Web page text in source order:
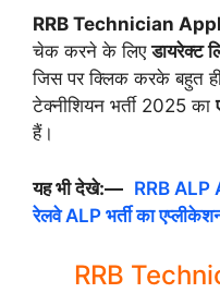
RRB Technician
चेक करने के लिएडायरेक्ट
जिस पर क्लिक करके बहुत
टेक्नीशियन भर्ती 2025 का
हैं।
यह भी देखे:— RRB
रेलवे ALP भर्ती का
RRB